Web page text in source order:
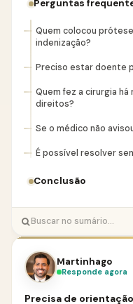
Perguntas
Quem colocou
indenização?
Preciso estar doente
Quem fez a cirurgia
direitos?
Se o médico não
É possível resolver
Conclusão
Martinhago
Responde agora
Precisa de